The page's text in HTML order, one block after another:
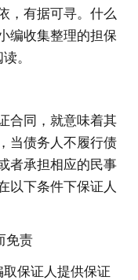
，有据可寻。什么
编收集整理的担保
。
合同，就意味着其
当债务人不履行债
者承担相应的民事
以下条件下保证人
免责
保证人提供保证